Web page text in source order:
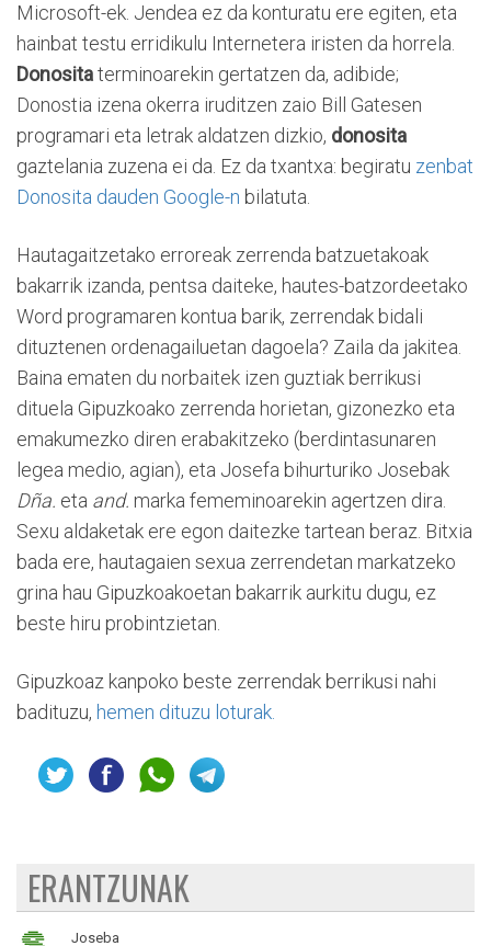
Microsoft-ek. Jendea ez da konturatu ere egiten, eta
hainbat testu erridikulu Internetera iristen da horrela.
Donositaterminoarekin gertatzen da, adibide;
Donostia izena okerra iruditzen zaio Bill Gatesen
programari eta letrak aldatzen dizkio, donosita
gaztelania zuzena ei da. Ez da txantxa: begiratu zenbat
Donosita dauden Google-n bilatuta.
Hautagaitzetako erroreak zerrenda batzuetakoak
bakarrik izanda, pentsa daiteke, hautes-batzordeetako
Word programaren kontua barik, zerrendak bidali
dituztenen ordenagailuetan dagoela? Zaila da jakitea.
Baina ematen du norbaitek izen guztiak berrikusi
dituela Gipuzkoako zerrenda horietan, gizonezko eta
emakumezko diren erabakitzeko (berdintasunaren
legea medio, agian), eta Josefa bihurturiko Josebak
Dña. eta and. marka fememinoarekin agertzen dira.
Sexu aldaketak ere egon daitezke tartean beraz. Bitxia
bada ere, hautagaien sexua zerrendetan markatzeko
grina hau Gipuzkoakoetan bakarrik aurkitu dugu, ez
beste hiru probintzietan.
Gipuzkoaz kanpoko beste zerrendak berrikusi nahi
badituzu, hemen dituzu loturak.
ERANTZUNAK
Joseba